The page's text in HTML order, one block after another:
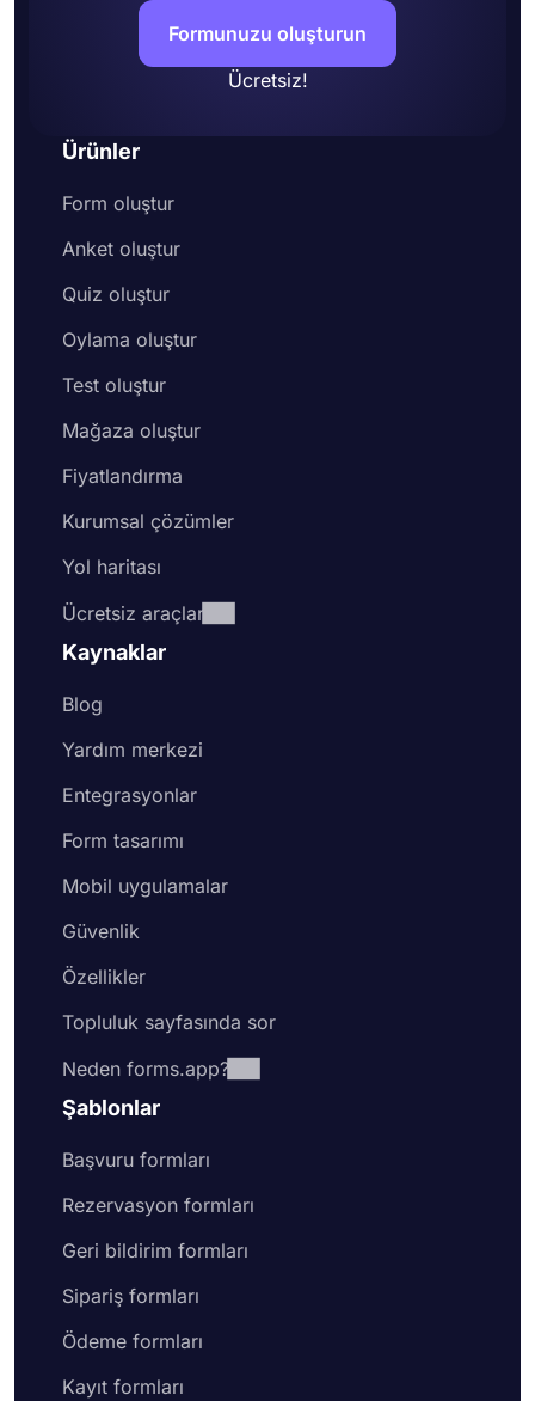
Formunuzu oluşturun
Ücretsiz!
Ürünler
Form oluştur
Anket oluştur
Quiz oluştur
Oylama oluştur
Test oluştur
Mağaza oluştur
Fiyatlandırma
Kurumsal çözümler
Yol haritası
Ücretsiz araçlar
Kaynaklar
Blog
Yardım merkezi
Entegrasyonlar
Form tasarımı
Mobil uygulamalar
Güvenlik
Özellikler
Topluluk sayfasında sor
Neden forms.app?
Şablonlar
Başvuru formları
Rezervasyon formları
Geri bildirim formları
Sipariş formları
Ödeme formları
Kayıt formları